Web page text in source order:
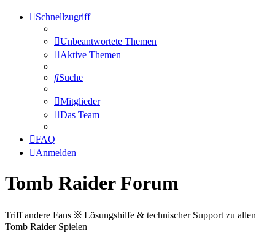
Schnellzugriff
Unbeantwortete Themen
Aktive Themen
Suche
Mitglieder
Das Team
FAQ
Anmelden
Tomb Raider Forum
Triff andere Fans ※ Lösungshilfe & technischer Support zu allen
Tomb Raider Spielen